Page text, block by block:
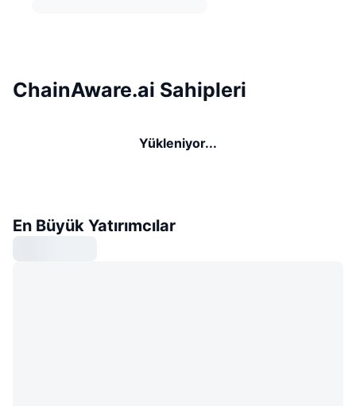
ChainAware.ai Sahipleri
Yükleniyor...
En Büyük Yatırımcılar